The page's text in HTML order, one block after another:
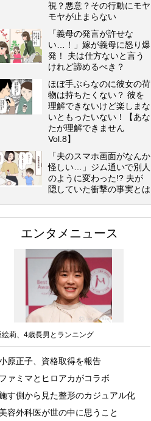
視？悪意？その行動にモヤ
モヤが止まらない
「義母の発言が許せな
い…！」嫁が義母に怒り爆
発！ 夫は仕方ないと言う
けれど諦めるべき？
ほぼ手ぶらなのに彼女の荷
物は持ちたくない？ 彼を
理解できないけど楽しまな
いともったいない！【あな
たが理解できません
Vol.8】
「夫のスマホ画面がなんか
怪しい…」ジム通いで別人
のように変わった!? 夫が
隠していた衝撃の事実とは
エンタメニュース
絵莉、4歳長男とランニング
原正子、資格取得を報告
ファミマとヒロアカがコラボ
す側から見た整形のカジュアル化
美容外科医が世の中に思うこと